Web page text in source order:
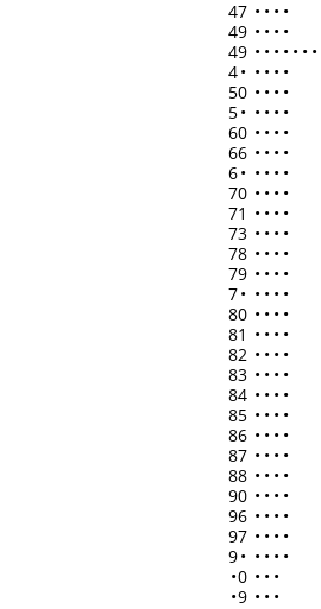
47 • • • •
49 • • • •
49 • • • • • • •
4• • • • •
50 • • • •
5• • • • •
60 • • • •
66 • • • •
6• • • • •
70 • • • •
71 • • • •
73 • • • •
78 • • • •
79 • • • •
7• • • • •
80 • • • •
81 • • • •
82 • • • •
83 • • • •
84 • • • •
85 • • • •
86 • • • •
87 • • • •
88 • • • •
90 • • • •
96 • • • •
97 • • • •
9• • • • •
•0 • • •
•9 • • •